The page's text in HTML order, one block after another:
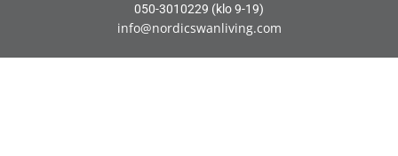
050-3010229 (klo 9-19)
info@nordicswanliving.com